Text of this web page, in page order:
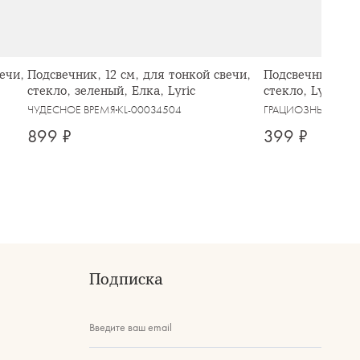
Подсвечник, 12 см, для тонкой свечи,
стекло, зеленый, Елка, Lyric
ЧУДЕСНОЕ ВРЕМЯ KL-00034504
899 ₽
Подсвечник, 6
стекло, Lyric
ГРАЦИОЗНЫЕ
399 ₽
Подписка
Введите ваш email